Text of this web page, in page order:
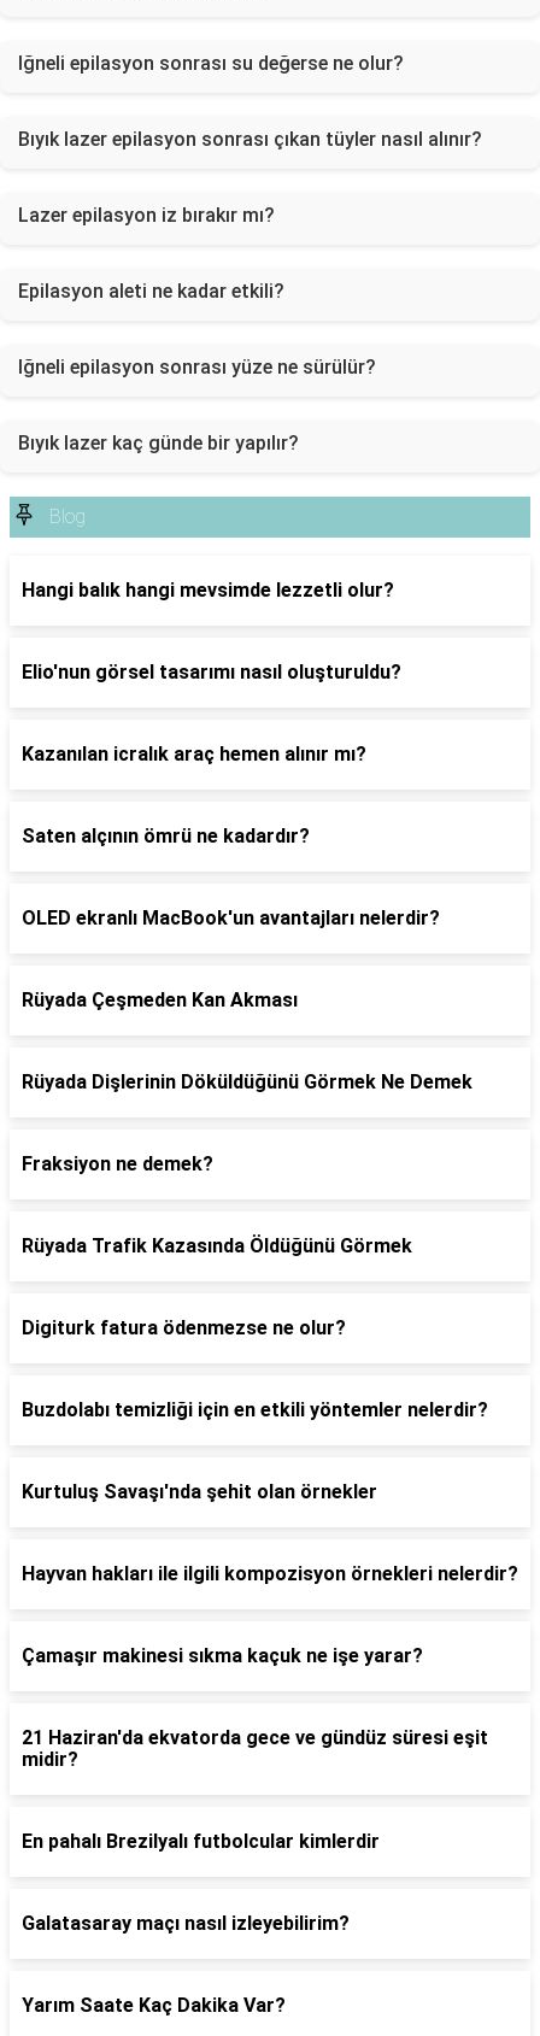
Iğneli epilasyon sonrası su değerse ne olur?
Bıyık lazer epilasyon sonrası çıkan tüyler nasıl alınır?
Lazer epilasyon iz bırakır mı?
Epilasyon aleti ne kadar etkili?
Iğneli epilasyon sonrası yüze ne sürülür?
Bıyık lazer kaç günde bir yapılır?
Blog
Hangi balık hangi mevsimde lezzetli olur?
Elio'nun görsel tasarımı nasıl oluşturuldu?
Kazanılan icralık araç hemen alınır mı?
Saten alçının ömrü ne kadardır?
OLED ekranlı MacBook'un avantajları nelerdir?
Rüyada Çeşmeden Kan Akması
Rüyada Dişlerinin Döküldüğünü Görmek Ne Demek
Fraksiyon ne demek?
Rüyada Trafik Kazasında Öldüğünü Görmek
Digiturk fatura ödenmezse ne olur?
Buzdolabı temizliği için en etkili yöntemler nelerdir?
Kurtuluş Savaşı'nda şehit olan örnekler
Hayvan hakları ile ilgili kompozisyon örnekleri nelerdir?
Çamaşır makinesi sıkma kaçuk ne işe yarar?
21 Haziran'da ekvatorda gece ve gündüz süresi eşit
midir?
En pahalı Brezilyalı futbolcular kimlerdir
Galatasaray maçı nasıl izleyebilirim?
Yarım Saate Kaç Dakika Var?